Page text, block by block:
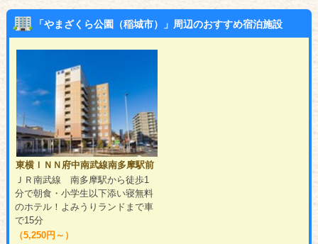
「やまざくら公園（稲城市）」周辺のおすすめ宿泊施設
東横ＩＮＮ府中南武線南多摩駅前
ＪＲ南武線 南多摩駅から徒歩1
分で朝食・小学生以下添い寝無料
のホテル！よみうりランドまで車
で15分
（5,250円～）